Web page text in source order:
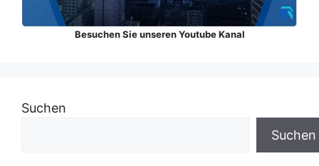
Besuchen Sie unseren Youtube Kanal
Suchen
Suchen